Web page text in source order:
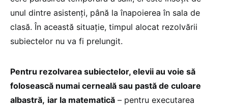
unul dintre asistenți, până la înapoierea în sala de
clasă. În această situație, timpul alocat rezolvării
subiectelor nu va fi prelungit.
Pentru rezolvarea subiectelor, elevii au voie să
folosească numai cerneală sau pastă de culoare
albastră, iar la matematică – pentru executarea